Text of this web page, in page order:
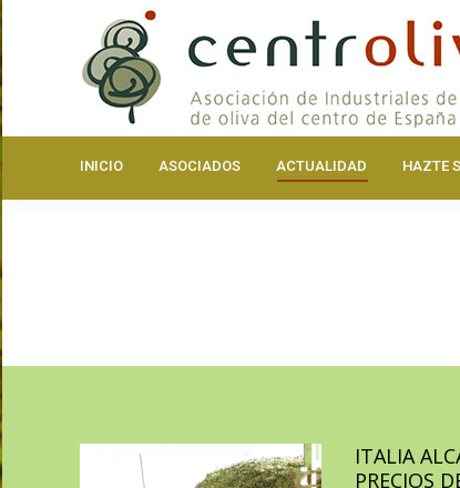
INICIO ASOCIADOS ACTUALIDAD HAZTE
ITALIA
PRECIOS